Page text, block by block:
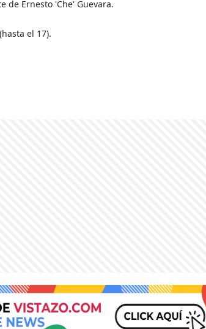
de Ernesto 'Che' Guevara.
el 17).